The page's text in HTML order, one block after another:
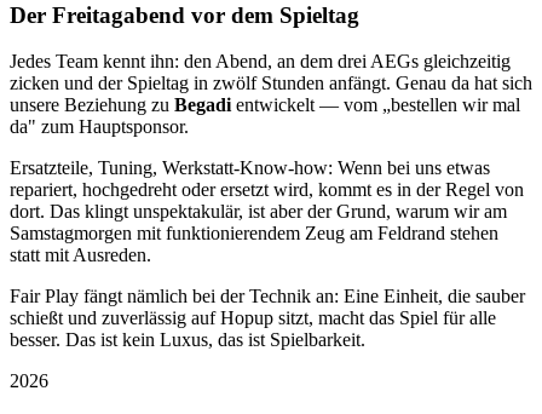
Der Freitagabend vor dem Spieltag
Jedes Team kennt ihn: den Abend, an dem drei AEGs gleichzeitig
zicken und der Spieltag in zwölf Stunden anfängt. Genau da hat sich
unsere Beziehung zu Begadientwickelt — vom „bestellen wir mal
da" zum Hauptsponsor.
Ersatzteile, Tuning, Werkstatt-Know-how: Wenn bei uns etwas
repariert, hochgedreht oder ersetzt wird, kommt es in der Regel von
dort. Das klingt unspektakulär, ist aber der Grund, warum wir am
Samstagmorgen mit funktionierendem Zeug am Feldrand stehen
statt mit Ausreden.
Fair Play fängt nämlich bei der Technik an: Eine Einheit, die sauber
schießt und zuverlässig auf Hopup sitzt, macht das Spiel für alle
besser. Das ist kein Luxus, das ist Spielbarkeit.
2026